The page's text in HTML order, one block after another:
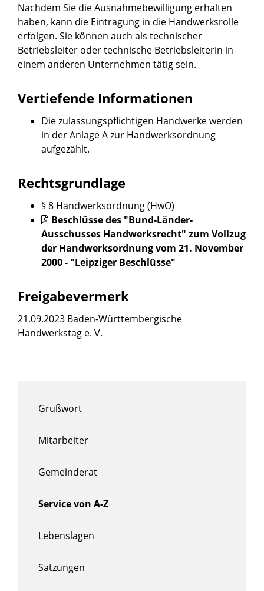
Nachdem Sie die Ausnahmebewilligung erhalten
haben, kann die Eintragung in die Handwerksrolle
erfolgen. Sie können auch als technischer
Betriebsleiter oder technische Betriebsleiterin in
einem anderen Unternehmen tätig sein.
Vertiefende Informationen
Die zulassungspflichtigen Handwerke werden
in derAnlage A zur Handwerksordnung
aufgezählt.
Rechtsgrundlage
§ 8 Handwerksordnung (HwO)
Beschlüsse des "Bund-Länder-
Ausschusses Handwerksrecht" zum Vollzug
der Handwerksordnung vom 21. November
2000 - "Leipziger Beschlüsse"
Freigabevermerk
21.09.2023 Baden-Württembergische
Handwerkstag e. V.
Grußwort
Mitarbeiter
Gemeinderat
Service von A-Z
Lebenslagen
Satzungen